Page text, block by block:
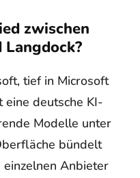
zwischen
tief in Microsoft
deutsche KI-
Modelle unter
bündelt
Anbieter